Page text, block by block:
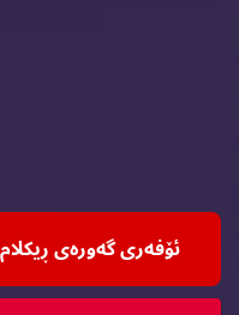
ئۆفه‌ری گه‌وره‌ی